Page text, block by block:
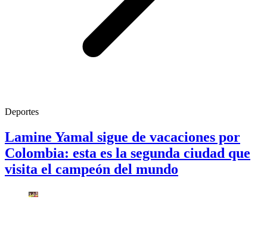
Deportes
Lamine Yamal sigue de vacaciones por
Colombia: esta es la segunda ciudad que
visita el campeón del mundo